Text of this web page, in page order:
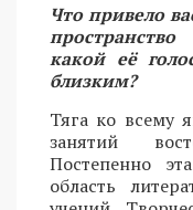
Что привело
какой её
близким?
Тяга ко всему
занятий
Постепенно
область